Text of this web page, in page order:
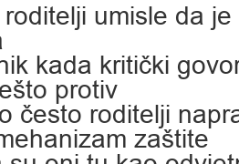
umisle da
kada kritički
protiv
često roditelji
zaštite